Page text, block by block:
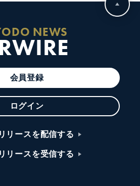
NEWS
会員登録
ログイン
リースを配信する
リースを受信する